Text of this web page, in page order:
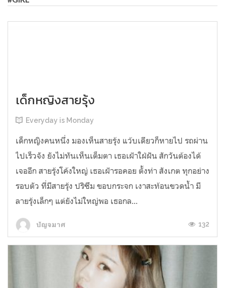
เด็กหญิงสายรุ้ง
Everyday is Monday
เด็กหญิงคนหนึ่ง มองเห็นสายรุ้ง แว้บเดียวก็หายไป รถผ่าน
ไปเร็วจัง ยังไม่ทันเห็นเต็มตา เธอเฝ้าใฝ่ฝัน สักวันต้องได้
เจออีก สายรุ้งโค้งใหญ่ เธอเฝ้ารอคอย ตั้งท่า สังเกต ทุกอย่าง
รอบตัว ที่มีสายรุ้ง ปริซึม ขอบกระจก เงาสะท้อนขวดน้ำ มี
ลายรุ้งเล็กๆ แต่ยังไม่ใหญ่พอ เธอกล...
ปัญจมาศ 132